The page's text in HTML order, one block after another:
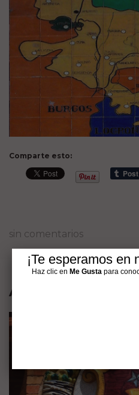
Comparte esto:
sin comentarios
Artículos
¡Te esperamos en
Haz clic en Me Gusta para